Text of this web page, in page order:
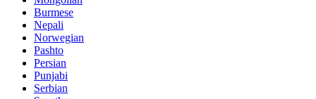
Burmese
Nepali
Norwegian
Pashto
Persian
Punjabi
Serbian